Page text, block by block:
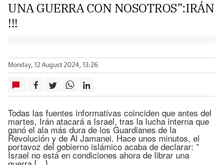
UNA GUERRA CON NOSOTROS”:IRÁN
!!!
Monday, 12 August 2024, 13:26
Todas las fuentes informativas coinciden que antes del
martes, Irán atacará a Israel, tras la lucha interna que
ganó el ala más dura de los Guardianes de la
Revolución y de Al Jamanei. Hace unos minutos, el
portavoz del gobierno islámico acaba de declarar: ”
Israel no está en condiciones ahora de librar una